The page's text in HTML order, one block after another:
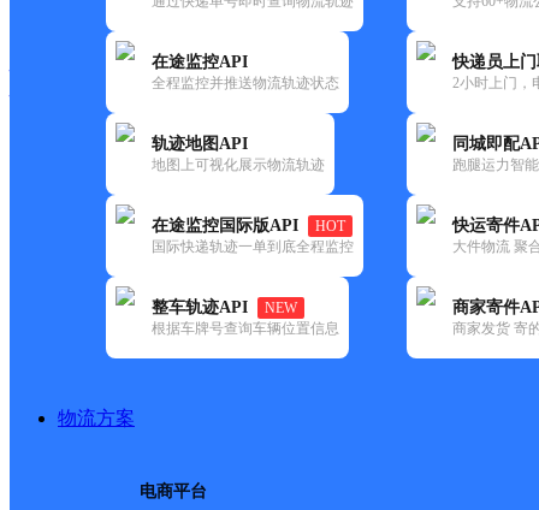
在途监控API
全程监控并推送物流轨迹状态
轨迹地图API
地图上可视化展示物流轨迹
在途监控国际版API
HOT
国际快递轨迹一单到底全程监控
整车轨迹API
NEW
根据车牌号查询车辆位置信息
快递员上
2小时上门，
同城即配
跑腿运力智
快运寄件
大件物流 聚
商家寄件
商家发货 寄
物流方案
电商平台
申通
河北衡水公司
更新时间：2022-07-12 00:00:00
所属快递：申通快递
所属区域：河北省-衡水市-桃城区
网点地址：106国道与大广高速交叉口交汇处西北角
网点负责人：